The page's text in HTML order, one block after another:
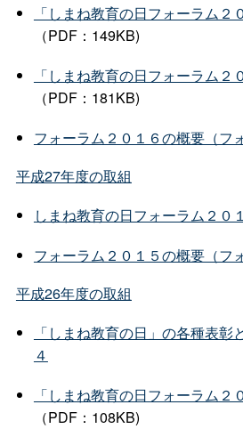
「しまね教育の日フォーラム２
（PDF：149KB)
「しまね教育の日フォーラム２
（PDF：181KB)
フォーラム２０１６の概要（フ
平成27年度の取組
しまね教育の日フォーラム２０
フォーラム２０１５の概要（フ
平成26年度の取組
「しまね教育の日」の各種表彰
４
「しまね教育の日フォーラム２
（PDF：108KB)